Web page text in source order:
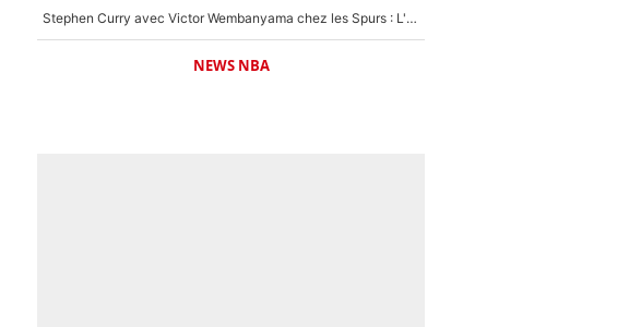
Stephen Curry avec Victor Wembanyama chez les Spurs : L'idée d'un trade historique est lancée en NBA !
NEWS NBA